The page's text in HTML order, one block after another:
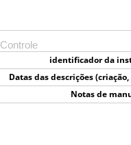
Controle
identificador da
Datas das descrições
e
Notas de